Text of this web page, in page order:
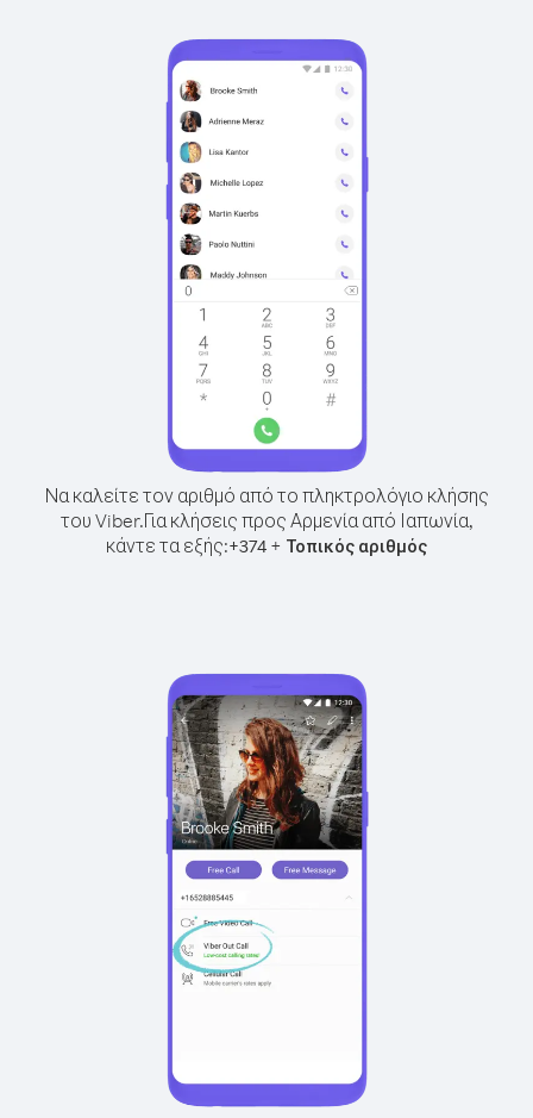
Να καλείτε τον αριθμό από το πληκτρολόγιο κλήσης
του Viber.Για κλήσεις προς Αρμενία από Ιαπωνία,
κάντε τα εξής:+374 + Τοπικός αριθμός